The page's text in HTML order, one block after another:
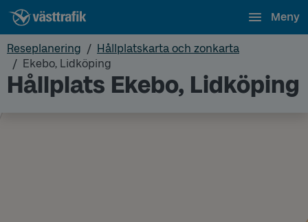
Meny
Reseplanering
Hållplatskarta och zonkarta
Ekebo, Lidköping
Hållplats Ekebo, Lidköping